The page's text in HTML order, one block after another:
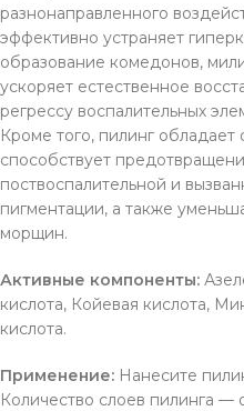
разнонаправленного
эффективно устраняет
образование комедонов,
ускоряет естественное
регрессу воспалительных
Кроме того, пилинг
способствует
поствоспалительной и
пигментации, а также
морщин.
Активные компоненты:
кислота, Койевая кислота,
кислота.
Применение: Нанесите
Количество слоев пилинга —